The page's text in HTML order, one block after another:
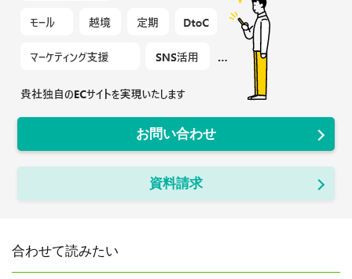
お問い合わせ
資料請求
合わせて読みたい